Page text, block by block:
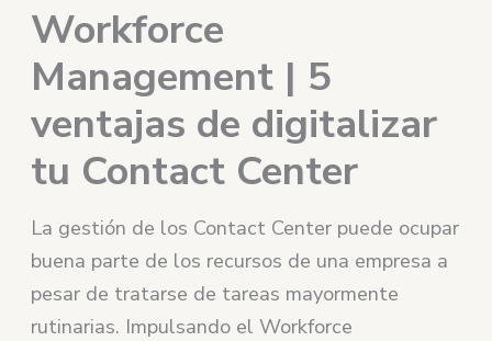
Workforce
Management | 5
ventajas de digitalizar
tu Contact Center
La gestión de los Contact Center puede ocupar
buena parte de los recursos de una empresa a
pesar de tratarse de tareas mayormente
rutinarias. Impulsando el Workforce